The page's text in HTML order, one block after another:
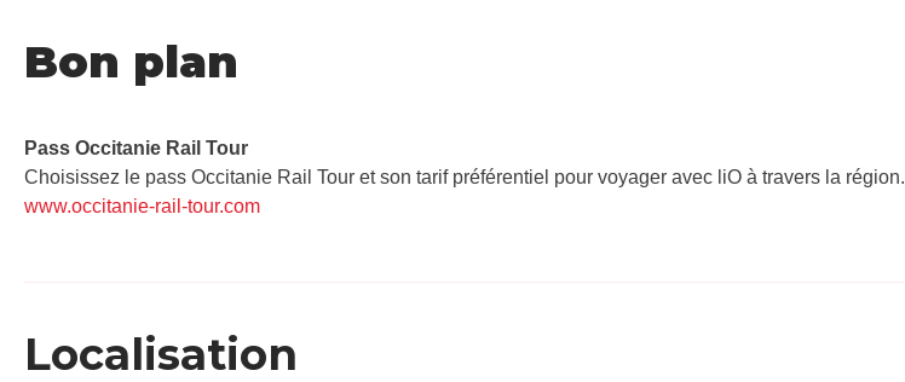
Bon plan
Pass Occitanie Rail Tour​
Choisissez le pass Occitanie Rail Tour et son tarif préférentiel pour voyager avec liO à travers la région.
www.occitanie-rail-tour.com
Localisation